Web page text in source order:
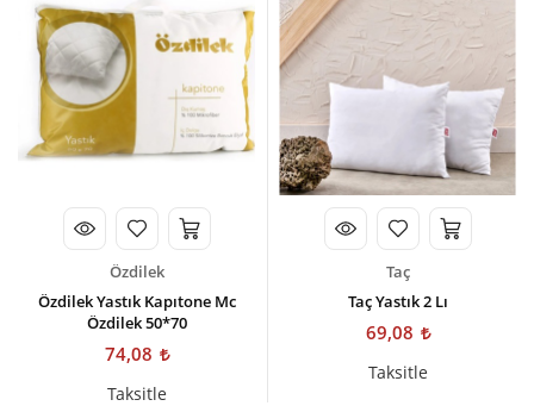
Özdilek
Özdilek Yastık Kapıtone Mc
Özdilek 50*70
74,08
Taksitle
Taç
Taç Yastık 2 Lı
69,08
Taksitle